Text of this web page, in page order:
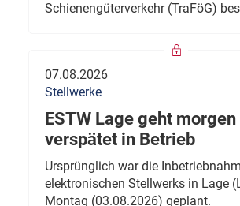
Schienengüterverkehr (TraFöG)
07.08.2026
Stellwerke
ESTW Lage geht morgen
verspätet in Betrieb
Ursprünglich war die
elektronischen Stellwerks in Lage
Montag (03.08.2026) geplant.